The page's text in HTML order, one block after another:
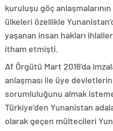
kuruluşu göç
ülkeleri özellikle
yaşanan insan hakları
itham etmişti.
Af Örgütü Mart 2016’da
anlaşması ile üye
sorumluluğunu almak
Türkiye’den Yunanistan
olarak geçen mültecileri